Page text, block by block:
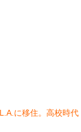
に移住。高校時代